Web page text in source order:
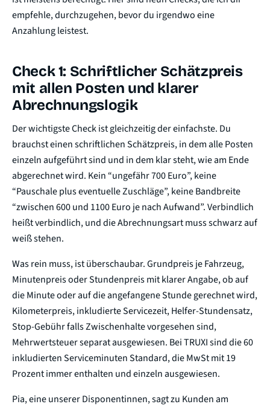
empfehle, durchzugehen, bevor du irgendwo eine
Anzahlung leistest.
Check 1: Schriftlicher Schätzpreis
mit allen Posten und klarer
Abrechnungslogik
Der wichtigste Check ist gleichzeitig der einfachste. Du
brauchst einen schriftlichen Schätzpreis, in dem alle Posten
einzeln aufgeführt sind und in dem klar steht, wie am Ende
abgerechnet wird. Kein “ungefähr 700 Euro”, keine
“Pauschale plus eventuelle Zuschläge”, keine Bandbreite
“zwischen 600 und 1100 Euro je nach Aufwand”. Verbindlich
heißt verbindlich, und die Abrechnungsart muss schwarz auf
weiß stehen.
Was rein muss, ist überschaubar. Grundpreis je Fahrzeug,
Minutenpreis oder Stundenpreis mit klarer Angabe, ob auf
die Minute oder auf die angefangene Stunde gerechnet wird,
Kilometerpreis, inkludierte Servicezeit, Helfer-Stundensatz,
Stop-Gebühr falls Zwischenhalte vorgesehen sind,
Mehrwertsteuer separat ausgewiesen. Bei TRUXI sind die 60
inkludierten Serviceminuten Standard, die MwSt mit 19
Prozent immer enthalten und einzeln ausgewiesen.
Pia, eine unserer Disponentinnen, sagt zu Kunden am